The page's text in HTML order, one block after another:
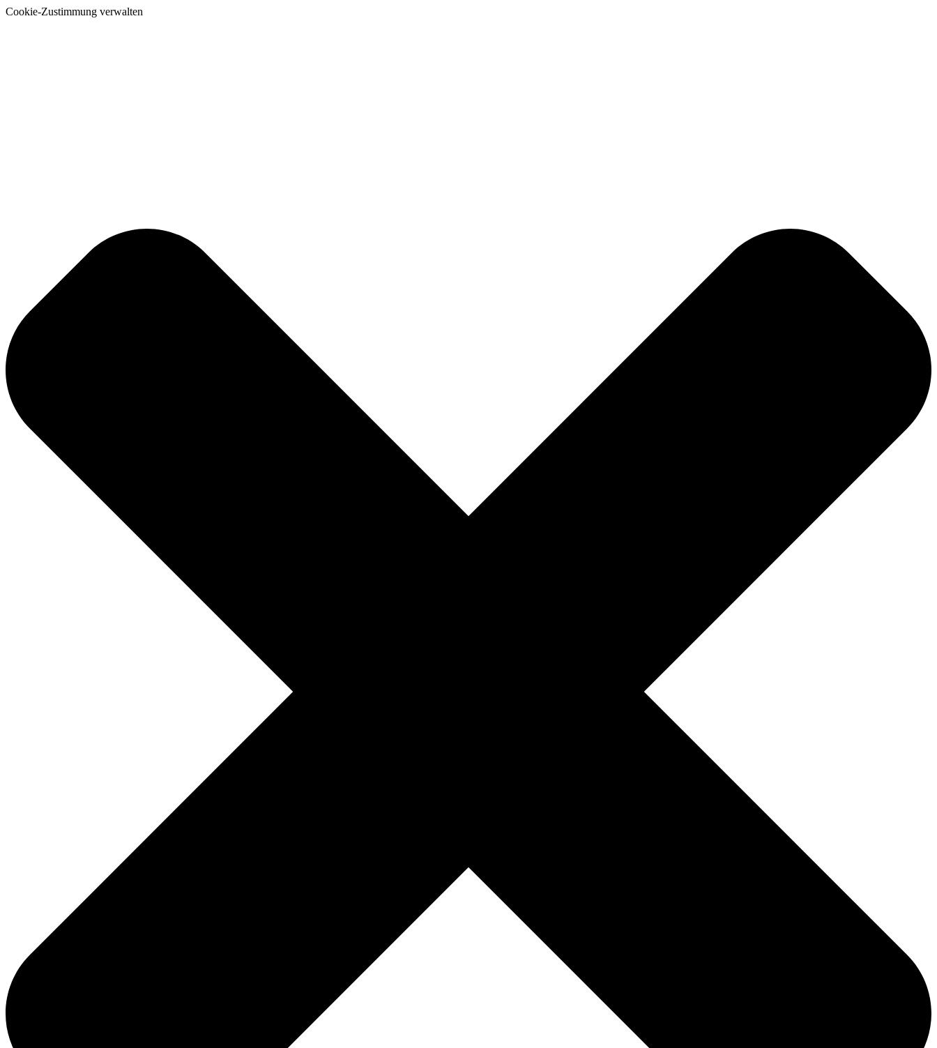
Cookie-Zustimmung verwalten